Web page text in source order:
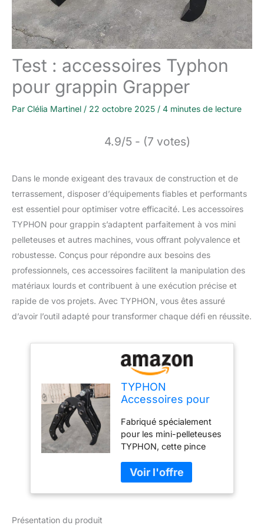
Test : accessoires Typhon
pour grappin Grapper
Par Clélia Martinel / 22 octobre 2025 / 4 minutes de lecture
4.9/5 - (7 votes)
Dans le monde exigeant des travaux de construction et de
terrassement, disposer d’équipements fiables et performants
est essentiel pour optimiser votre efficacité. Les accessoires
TYPHON pour grappin s’adaptent parfaitement à vos mini
pelleteuses et autres machines, vous offrant polyvalence et
robustesse. Conçus pour répondre aux besoins des
professionnels, ces accessoires facilitent la manipulation des
matériaux lourds et contribuent à une exécution précise et
rapide de vos projets. Avec TYPHON, vous êtes assuré
d’avoir l’outil adapté pour transformer chaque défi en réussite.
TYPHON
Accessoires pour
pelleteuses,
pelleteuses,
baggers, chenilles,
machines à
chenille, grabber
Grapper
Fabriqué spécialement
pour les mini-pelleteuses
TYPHON, cette pince
plupart des autres
équipements lourds de 3
tonnes et moins. La taille
Présentation du produit